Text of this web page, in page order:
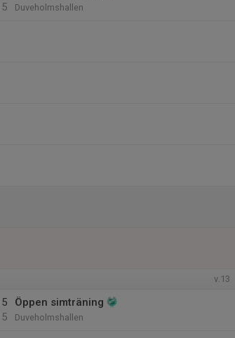
Duveholmshallen
v.13
Öppen simträning
Duveholmshallen